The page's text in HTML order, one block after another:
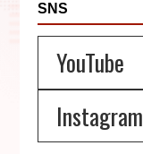
SNS
YouTube
Instagram